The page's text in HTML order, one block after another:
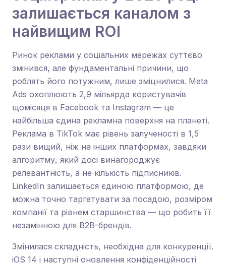
залишається каналом з
найвищим ROI
Ринок реклами у соціальних мережах суттєво
змінився, але фундаментальні причини, що
роблять його потужним, лише зміцнилися. Meta
Ads охоплюють 2,9 мільярда користувачів
щомісяця в Facebook та Instagram — це
найбільша єдина рекламна поверхня на планеті.
Реклама в TikTok має рівень залученості в 1,5
рази вищий, ніж на інших платформах, завдяки
алгоритму, який досі винагороджує
релевантність, а не кількість підписників.
LinkedIn залишається єдиною платформою, де
можна точно таргетувати за посадою, розміром
компанії та рівнем старшинства — що робить її
незамінною для B2B-брендів.
Змінилася складність, необхідна для конкуренції.
iOS 14 і наступні оновлення конфіденційності